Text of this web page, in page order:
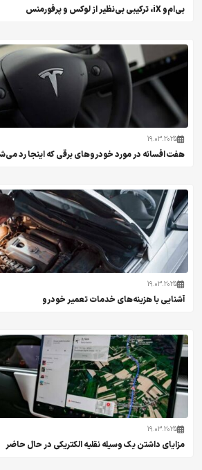
بی‌ام‌و iX، ترکیبی بی‌نظیر از لوکس و پرفورمنس
19.03.2025
هفت افسانه در مورد خودروهای برقی که اینجا رد
19.03.2025
آشنایی با هزینه‌های خدمات تعمیر خودرو
19.03.2025
مزایای داشتن یک وسیله نقلیه الکتریکی در حال حاضر